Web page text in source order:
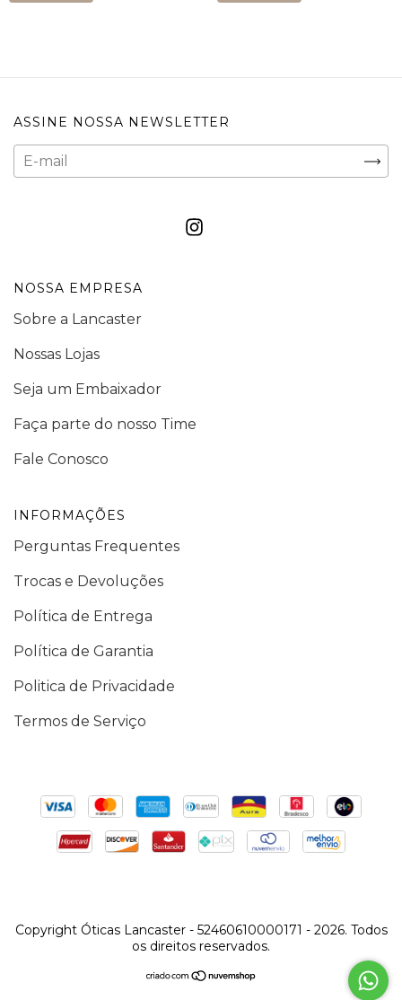
ASSINE NOSSA NEWSLETTER
NOSSA EMPRESA
Sobre a Lancaster
Nossas Lojas
Seja um Embaixador
Faça parte do nosso Time
Fale Conosco
INFORMAÇÕES
Perguntas Frequentes
Trocas e Devoluções
Política de Entrega
Política de Garantia
Politica de Privacidade
Termos de Serviço
Copyright Óticas Lancaster - 52460610000171 - 2026. Todos
os direitos reservados.